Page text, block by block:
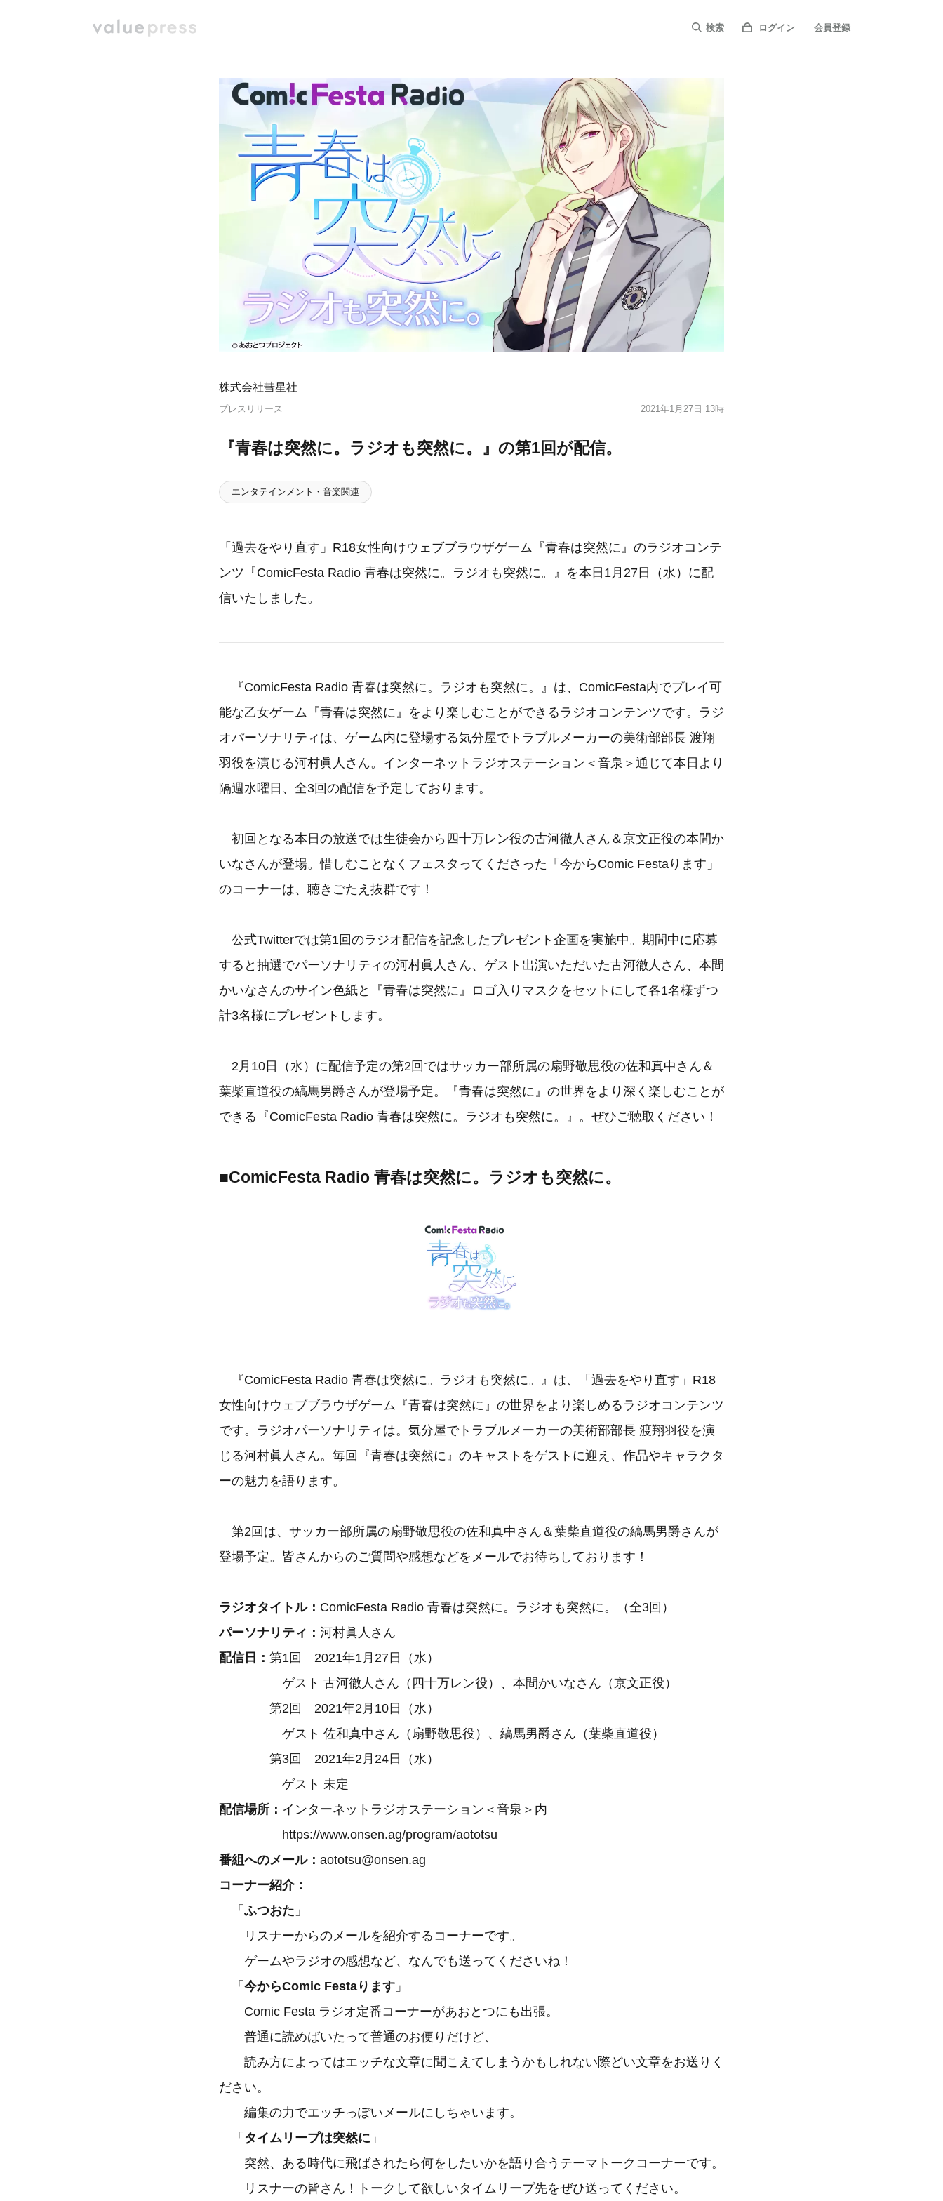
検索 ログイン 会員登録
株式会社彗星社
プレスリリース 2021年1月27日 13時
『青春は突然に。ラジオも突然に。』の第1回が配信。
エンタテインメント・音楽関連
「過去をやり直す」R18女性向けウェブブラウザゲーム『青春は突然に』のラジオコンテ
ンツ『ComicFesta Radio 青春は突然に。ラジオも突然に。』を本日1月27日（水）に配
信いたしました。
『ComicFesta Radio 青春は突然に。ラジオも突然に。』は、ComicFesta内でプレイ可
能な乙女ゲーム『青春は突然に』をより楽しむことができるラジオコンテンツです。ラジ
オパーソナリティは、ゲーム内に登場する気分屋でトラブルメーカーの美術部部長 渡翔
羽役を演じる河村眞人さん。インターネットラジオステーション＜音泉＞通じて本日より
隔週水曜日、全3回の配信を予定しております。
初回となる本日の放送では生徒会から四十万レン役の古河徹人さん＆京文正役の本間か
いなさんが登場。惜しむことなくフェスタってくださった「今からComic Festaります」
のコーナーは、聴きごたえ抜群です！
公式Twitterでは第1回のラジオ配信を記念したプレゼント企画を実施中。期間中に応募
すると抽選でパーソナリティの河村眞人さん、ゲスト出演いただいた古河徹人さん、本間
かいなさんのサイン色紙と『青春は突然に』ロゴ入りマスクをセットにして各1名様ずつ
計3名様にプレゼントします。
2月10日（水）に配信予定の第2回ではサッカー部所属の扇野敬思役の佐和真中さん＆
葉柴直道役の縞馬男爵さんが登場予定。『青春は突然に』の世界をより深く楽しむことが
できる『ComicFesta Radio 青春は突然に。ラジオも突然に。』。ぜひご聴取ください！
■ComicFesta Radio 青春は突然に。ラジオも突然に。
『ComicFesta Radio 青春は突然に。ラジオも突然に。』は、「過去をやり直す」R18
女性向けウェブブラウザゲーム『青春は突然に』の世界をより楽しめるラジオコンテンツ
です。ラジオパーソナリティは。気分屋でトラブルメーカーの美術部部長 渡翔羽役を演
じる河村眞人さん。毎回『青春は突然に』のキャストをゲストに迎え、作品やキャラクタ
ーの魅力を語ります。
第2回は、サッカー部所属の扇野敬思役の佐和真中さん＆葉柴直道役の縞馬男爵さんが
登場予定。皆さんからのご質問や感想などをメールでお待ちしております！
ラジオタイトル： ComicFesta Radio 青春は突然に。ラジオも突然に。（全3回）
パーソナリティ： 河村眞人さん
配信日： 第1回 2021年1月27日（水）
ゲスト 古河徹人さん（四十万レン役）、本間かいなさん（京文正役）
第2回 2021年2月10日（水）
ゲスト 佐和真中さん（扇野敬思役）、縞馬男爵さん（葉柴直道役）
第3回 2021年2月24日（水）
ゲスト 未定
配信場所： インターネットラジオステーション＜音泉＞内
https://www.onsen.ag/program/aototsu
番組へのメール： aototsu@onsen.ag
コーナー紹介：
「 ふつおた 」
リスナーからのメールを紹介するコーナーです。
ゲームやラジオの感想など、なんでも送ってくださいね！
「 今からComic Festaります 」
Comic Festa ラジオ定番コーナーがあおとつにも出張。
普通に読めばいたって普通のお便りだけど、
読み方によってはエッチな文章に聞こえてしまうかもしれない際どい文章をお送りく
ださい。
編集の力でエッチっぽいメールにしちゃいます。
「 タイムリープは突然に 」
突然、ある時代に飛ばされたら何をしたいかを語り合うテーマトークコーナーです。
リスナーの皆さん！トークして欲しいタイムリープ先をぜひ送ってください。